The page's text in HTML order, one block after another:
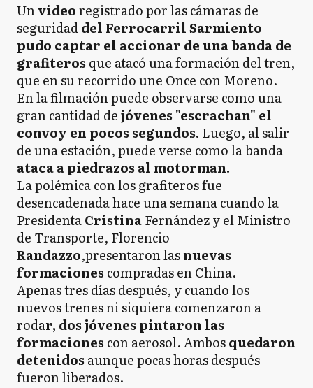
Unvideoregistrado por las cámaras de
seguridaddel Ferrocarril Sarmiento
pudo captar el accionar de una banda de
grafiteros que atacó una formación del tren,
que en su recorrido une Once con Moreno.
En la filmación puede observarse como una
gran cantidad dejóvenes "escrachan" el
convoy en pocos segundos. Luego, al salir
de una estación, puede verse como la banda
ataca a piedrazos al motorman.
La polémica con los grafiteros fue
desencadenada hace una semana cuando la
PresidentaCristinaFernández y el Ministro
de Transporte, Florencio
Randazzo,presentaron lasnuevas
formaciones compradas en China.
Apenas tres días después, y cuando los
nuevos trenes ni siquiera comenzaron a
rodar, dos jóvenes pintaron las
formaciones con aerosol. Ambosquedaron
detenidos aunque pocas horas después
fueron liberados.